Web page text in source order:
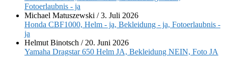
Fotoerlaubnis - ja
Michael Matuszewski /3. Juli 2026
Honda CBF1000, Helm - ja, Bekleidung - ja, Fotoerlaubnis -
ja
Helmut Binotsch / 20. Juni 2026
Yamaha Dragstar 650 Helm JA, Bekleidung NEIN, Foto JA